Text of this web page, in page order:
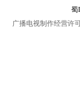
蜀
广播电视制作经营许